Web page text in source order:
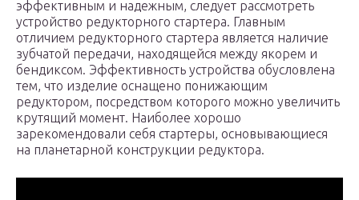
эффективным и надежным, следует рассмотреть
устройство редукторного стартера. Главным
отличием редукторного стартера является наличие
зубчатой передачи, находящейся между якорем и
бендиксом. Эффективность устройства обусловлена
тем, что изделие оснащено понижающим
редуктором, посредством которого можно увеличить
крутящий момент. Наиболее хорошо
зарекомендовали себя стартеры, основывающиеся
на планетарной конструкции редуктора.